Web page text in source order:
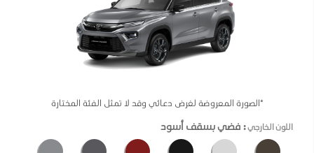
*الصورة المعروضة لغرض دعائي وقد لا تمثل الفئة المختارة
اللون الخارجي: فضي بسقف أسود